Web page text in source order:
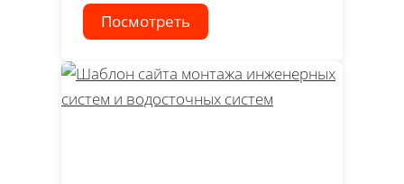
Посмотреть